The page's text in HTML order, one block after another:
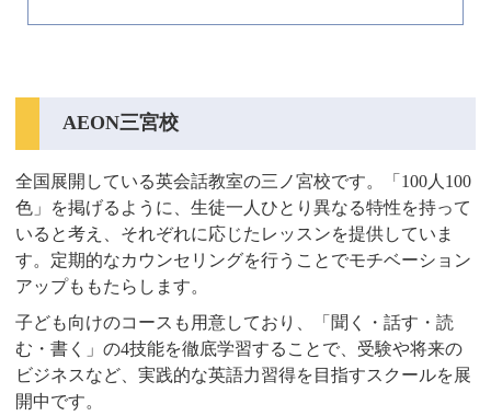
AEON三宮校
全国展開している英会話教室の三ノ宮校です。「100人100
色」を掲げるように、生徒一人ひとり異なる特性を持って
いると考え、それぞれに応じたレッスンを提供していま
す。定期的なカウンセリングを行うことでモチベーション
アップももたらします。
子ども向けのコースも用意しており、「聞く・話す・読
む・書く」の4技能を徹底学習することで、受験や将来の
ビジネスなど、実践的な英語力習得を目指すスクールを展
開中です。